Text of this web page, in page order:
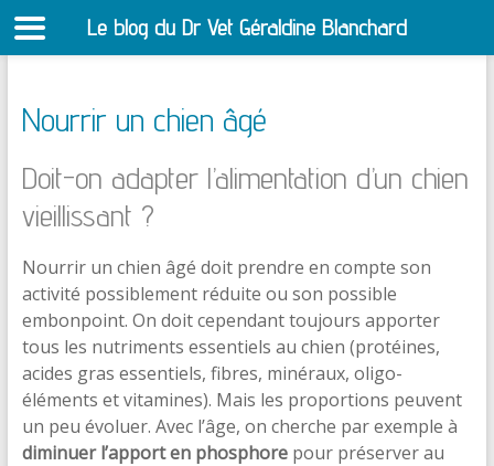
Nourrir un chien âgé
Doit-on adapter l’alimentation d’un chien
vieillissant ?
Nourrir un chien âgé doit prendre en compte son
activité possiblement réduite ou son possible
embonpoint. On doit cependant toujours apporter
tous les nutriments essentiels au chien (protéines,
acides gras essentiels, fibres, minéraux, oligo-
éléments et vitamines). Mais les proportions peuvent
un peu évoluer. Avec l’âge, on cherche par exemple à
diminuer l’apport en phosphorepour préserver au
Le blog du Dr Vet Géraldine Blanchard